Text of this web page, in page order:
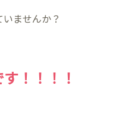
いませんか？
！！！！